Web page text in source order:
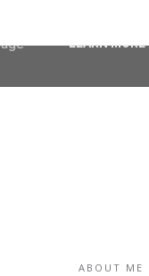
ABOUT ME
LEARN MORE